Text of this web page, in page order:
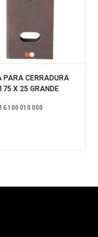
PARA CERRADURA
X 25 GRANDE
100 010 000